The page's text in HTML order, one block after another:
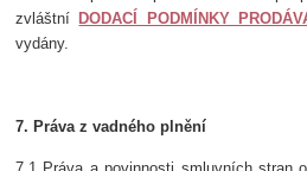
zvláštní DODACÍ PODMÍNKY
vydány.
7. Práva z vadného plnění